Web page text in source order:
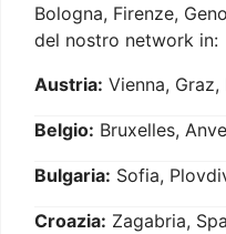
Bologna, Firenze,
del nostro network in:
Austria: Vienna,
Belgio: Bruxelles,
Bulgaria: Sofia,
Croazia: Zagabria,